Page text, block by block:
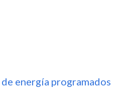
energía programados